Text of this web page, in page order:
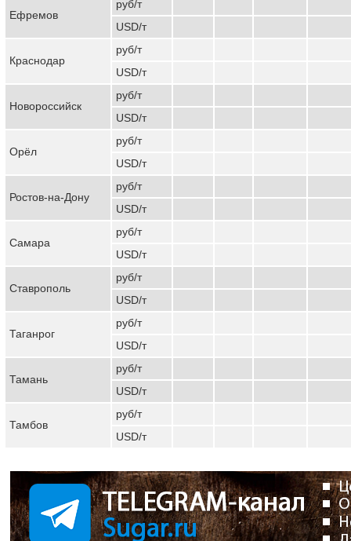
Ефремов
руб/т
USD/т
Краснодар
руб/т
USD/т
Новороссийск
руб/т
USD/т
Орёл
руб/т
USD/т
Ростов-на-Дону
руб/т
USD/т
Самара
руб/т
USD/т
Ставрополь
руб/т
USD/т
Таганрог
руб/т
USD/т
Тамань
руб/т
USD/т
Тамбов
руб/т
USD/т